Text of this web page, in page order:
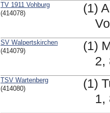
TV 1911 Vohburg
(414078)
(1)
SV Walpertskirchen
(414079)
(1)
2,
TSV Wartenberg
(414080)
(1)
1,